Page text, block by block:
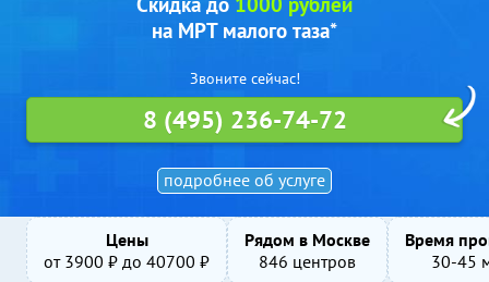
подробнее об услуге
на МРТ малого таза*
Звоните сейчас!
8 (495) 236-74-72
Цены
от 3900 ₽ до 40700 ₽
Рядом в Москве
846 центров
Время
30-45